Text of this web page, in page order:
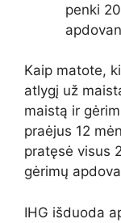
penki
Kaip matote,
atlygį už
maistą ir
praėjus 12
pratęsė visus
gėrimų
IHG išduoda